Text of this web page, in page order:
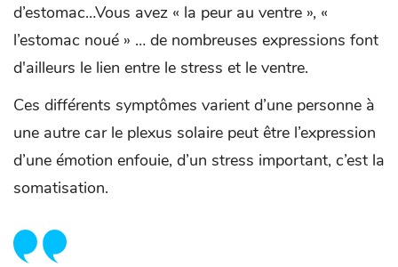
d’estomac…Vous avez « la peur au ventre », «
l’estomac noué » … de nombreuses expressions font
d'ailleurs le lien entre le stress et le ventre.
Ces différents symptômes varient d’une personne à
une autre car le plexus solaire peut être l’expression
d’une émotion enfouie, d’un stress important, c’est la
somatisation.